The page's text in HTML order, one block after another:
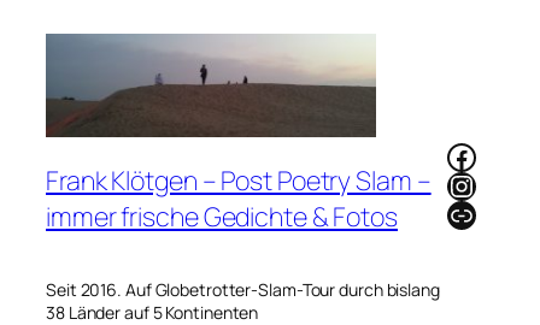
Frank Klötgen – Post Poetry Slam –
immer frische Gedichte & Fotos
Seit 2016. Auf Globetrotter-Slam-Tour durch bislang
38 Länder auf 5 Kontinenten
Link